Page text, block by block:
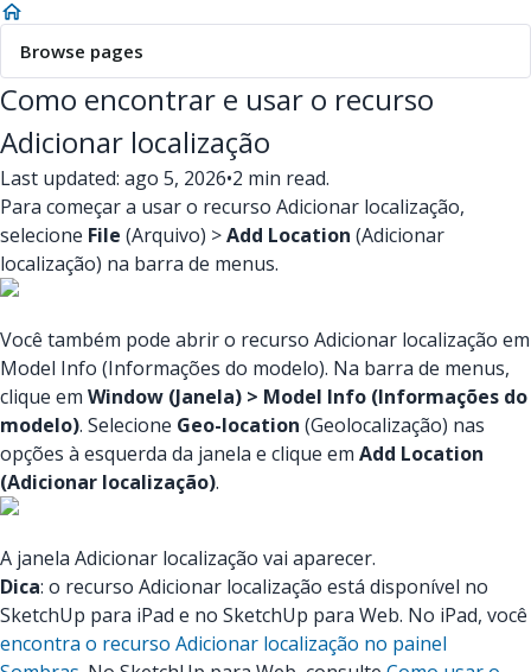
Browse pages
Como encontrar e usar o recurso
Adicionar localização
Last updated: ago 5, 2026•2 min read.
Para começar a usar o recurso Adicionar localização,
selecione File (Arquivo) >Add Location (Adicionar
localização) na barra de menus.
Você também pode abrir o recurso Adicionar localização em
Model Info (Informações do modelo). Na barra de menus,
clique em Window (Janela) > Model Info (Informações do
modelo). Selecione Geo-location (Geolocalização) nas
opções à esquerda da janela e clique em Add Location
(Adicionar localização).
A janela Adicionar localização vai aparecer.
Dica: o recurso Adicionar localização está disponível no
SketchUp para iPad e no SketchUp para Web. No iPad, você
encontra o recurso Adicionar localização no painel